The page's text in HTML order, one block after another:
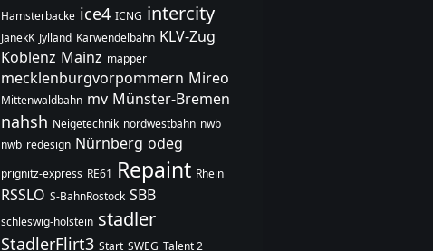
Hamsterbacke ice4 ICNG intercity
JanekK Jylland Karwendelbahn KLV-Zug
Koblenz Mainz mapper
mecklenburgvorpommern Mireo
Mittenwaldbahn mv Münster-Bremen
nahsh Neigetechnik nordwestbahn nwb
nwb_redesign Nürnberg odeg
prignitz-express RE61 Repaint Rhein
RSSLO S-BahnRostock SBB
schleswig-holstein stadler
StadlerFlirt3 Start SWEG Talent 2